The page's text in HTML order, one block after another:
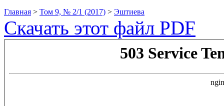
Главная > Том 9, № 2/1 (2017) > Эштиева
Скачать этот файл PDF